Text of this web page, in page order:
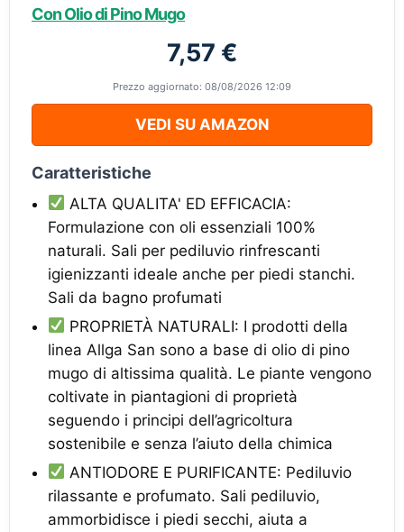
Con Olio di Pino Mugo
7,57 €
Prezzo aggiornato: 08/08/2026 12:09
VEDI SU AMAZON
Caratteristiche
ALTA QUALITA' ED EFFICACIA:
Formulazione con oli essenziali 100%
naturali. Sali per pediluvio rinfrescanti
igienizzanti ideale anche per piedi stanchi.
Sali da bagno profumati
PROPRIETÀ NATURALI: I prodotti della
linea Allga San sono a base di olio di pino
mugo di altissima qualità. Le piante vengono
coltivate in piantagioni di proprietà
seguendo i principi dell’agricoltura
sostenibile e senza l’aiuto della chimica
ANTIODORE E PURIFICANTE: Pediluvio
rilassante e profumato. Sali pediluvio,
ammorbidisce i piedi secchi, aiuta a